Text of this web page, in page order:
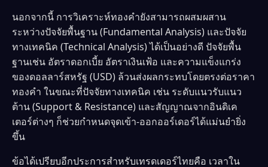
นอกจากนี้ การวิเคราะห์ทองคำยังสามารถผสมผสาน
ระหว่างปัจจัยพื้นฐาน (Fundamental Analysis) และปัจจัย
ทางเทคนิค (Technical Analysis) ได้เป็นอย่างดี ปัจจัยพื้น
ฐานเช่น อัตราดอกเบี้ย อัตราเงินเฟ้อ และความแข็งแกร่ง
ของดอลลาร์สหรัฐ (USD) ล้วนส่งผลกระทบโดยตรงต่อราคา
ทองคำ ในขณะที่ปัจจัยทางเทคนิค เช่น ระดับแนวรับแนว
ต้าน (Support & Resistance) และสัญญาณจากอินดิเค
เตอร์ต่างๆ ก็ช่วยกำหนดจุดเข้า-ออกออร์เดอร์ได้แม่นยำยิ่ง
ขึ้น
ข้อได้เปรียบอีกประการสำหรับเทรดเดอร์ไทยคือ เวลาใน